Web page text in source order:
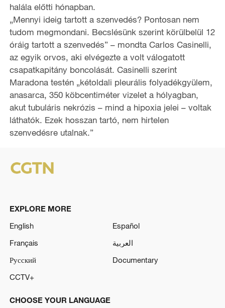
o
halála előtti hónapban.
„Mennyi ideig tartott a szenvedés? Pontosan nem
tudom megmondani. Becslésünk szerint körülbelül 12
óráig tartott a szenvedés” – mondta Carlos Casinelli,
az egyik orvos, aki elvégezte a volt válogatott
csapatkapitány boncolását. Casinelli szerint
Maradona testén „kétoldali pleurális folyadékgyülem,
anasarca, 350 köbcentiméter vizelet a hólyagban,
akut tubuláris nekrózis – mind a hipoxia jelei – voltak
láthatók. Ezek hosszan tartó, nem hirtelen
szenvedésre utalnak.”
EXPLORE MORE
English
Español
Français
العربية
Русский
Documentary
CCTV+
CHOOSE YOUR LANGUAGE